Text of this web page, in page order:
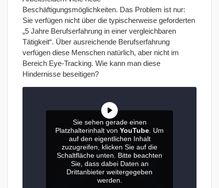
Beschäftigungsmöglichkeiten. Das Problem ist nur:
Sie verfügen nicht über die typischerweise geforderten
„5 Jahre Berufserfahrung in einer vergleichbaren
Tätigkeit“. Über ausreichende Berufserfahrung
verfügen diese Menschen natürlich, aber nicht im
Bereich Eye-Tracking. Wie kann man diese
Hindernisse beseitigen?
Sie sehen gerade einen
Platzhalterinhalt von YouTube . Um
auf den eigentlichen Inhalt
zuzugreifen, klicken Sie auf die
Schaltfläche unten. Bitte beachten
Sie, dass dabei Daten an
Drittanbieter weitergegeben
werden.